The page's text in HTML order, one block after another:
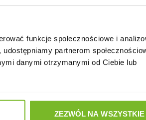
funkcje społecznościowe i
partnerom
danymi otrzymanymi od Ciebie lub
ZEZWÓL NA WSZYSTKIE
ICHTIO-VIT
1000ML/200G